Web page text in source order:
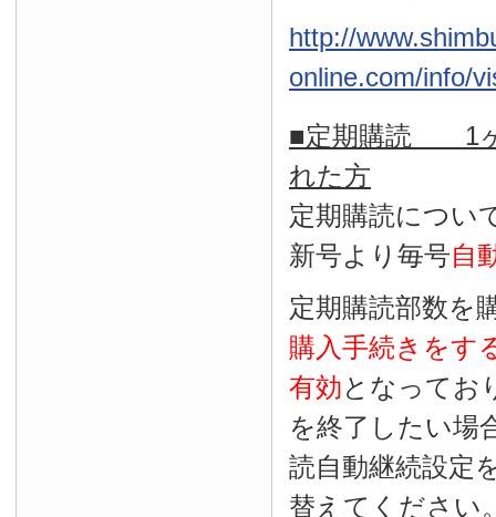
http://
online.com/info/
■定期購読 1ヶ
れた方
定期購読につい
新号より毎号自
定期購読部数を
購入手続きをす
有効となってお
を終了したい場
読自動継続設定
替えてください